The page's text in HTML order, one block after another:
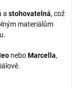
a stohovatelná, což
materiálům
neboMarcella,